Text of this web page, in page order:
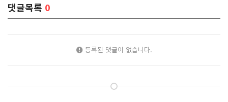
댓글목록 0
등록된 댓글이 없습니다.